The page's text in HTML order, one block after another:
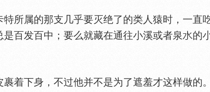
属的那支几乎要灭绝了的类人猿时，一直
百发百中；要么就藏在通往小溪或者泉
的
下身，不过他并不是为了遮羞才这样做的